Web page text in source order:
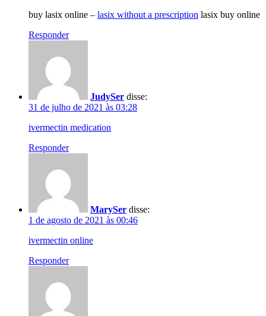
buy lasix online – lasix without a prescription lasix buy online
Responder
JudySer disse:
31 de julho de 2021 às 03:28
ivermectin medication
Responder
MarySer disse:
1 de agosto de 2021 às 00:46
ivermectin online
Responder